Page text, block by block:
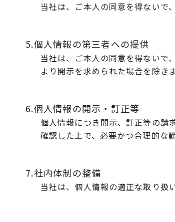
当社は、ご本人の同意を得ないで
5.個人情報の第三者への提供
当社は、ご本人の同意を得ないで
より開示を求められた場合を除きま
6.個人情報の開示・訂正等
個人情報につき開示、訂正等の請
確認した上で、必要かつ合理的な
7.社内体制の整備
当社は、個人情報の適正な取り扱